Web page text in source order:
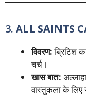
3. ALL SAINTS
विवरण:ब्रिटिश
चर्च।
खास बात:
वास्तुकला के लिए